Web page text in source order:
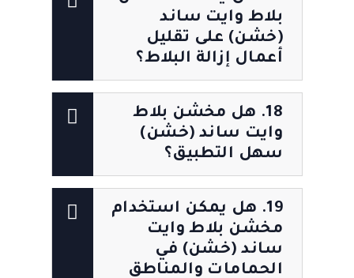
بلاط وايت ساند
(خشن) على تقليل
أعمال إزالة البلاط؟
18. هل مخشن بلاط
وايت ساند (خشن)
سهل التطبيق؟
19. هل يمكن استخدام
مخشن بلاط وايت
ساند (خشن) في
الحمامات والمناطق